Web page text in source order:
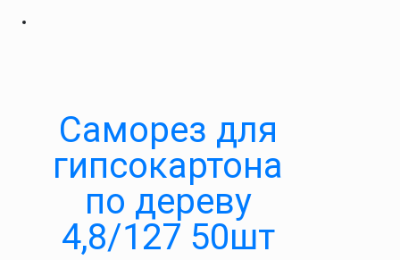
Саморез для
гипсокартона
по дереву
4,8/127 50шт